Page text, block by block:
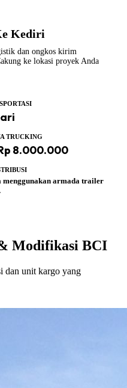
Kediri
dan ongkos kirim
ke lokasi proyek Anda
TRUCKING
8.000.000
armada trailer
Modifikasi BCI
dan unit kargo yang